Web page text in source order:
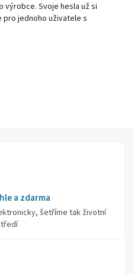
výrobce. Svoje hesla už si
pro jednoho uživatele s
a zdarma
šetříme tak životní